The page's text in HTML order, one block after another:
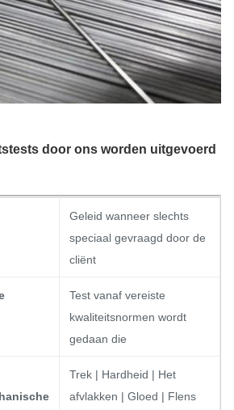
door ons worden uitgevoerd
Geleid wanneer slechts
speciaal gevraagd door de
cliënt
Test vanaf vereiste
kwaliteitsnormen wordt
gedaan die
Trek | Hardheid | Het
afvlakken | Gloed | Flens